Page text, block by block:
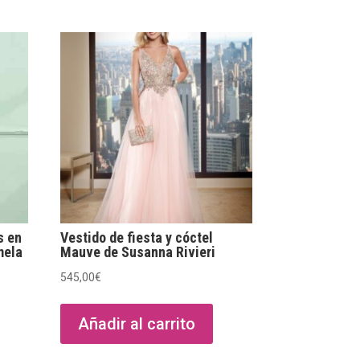
en
Vestido de fiesta y cóctel
Mauve de Susanna Rivieri
545,00€
Añadir al carrito